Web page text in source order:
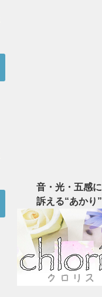
音・光・五感に
訴える“あかり”